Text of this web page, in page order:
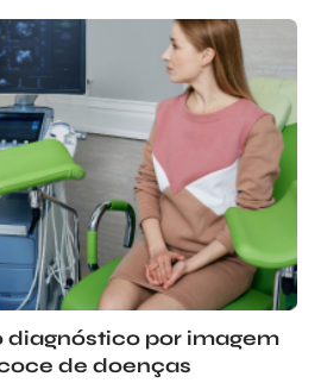
diagnóstico por imagem
de doenças